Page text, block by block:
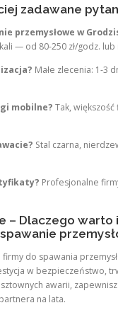
zadawane
przemysłowe w
— od 80-250 zł/godz.
Małe zlecenia: 1-3
mobilne? Tak,
Stal czarna,
Profesjonalne
– Dlaczego
do spawania
w bezpieczeństwo,
awarii,
na lata.